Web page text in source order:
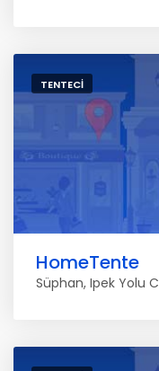
TENTECI
HomeTente
Süphan, Ipek Yolu